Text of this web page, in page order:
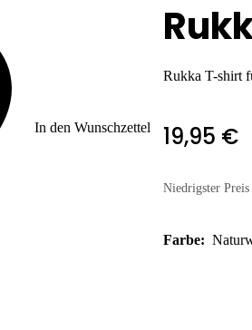
In den Wunschzettel
Rukka T-shirt
19,95 €
Niedrigster
Farbe: